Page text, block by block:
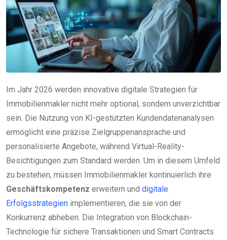
Im Jahr 2026 werden innovative digitale Strategien für
Immobilienmakler nicht mehr optional, sondern unverzichtbar
sein. Die Nutzung von KI-gestützten Kundendatenanalysen
ermöglicht eine präzise Zielgruppenansprache und
personalisierte Angebote, während Virtual-Reality-
Besichtigungen zum Standard werden. Um in diesem Umfeld
zu bestehen, müssen Immobilienmakler kontinuierlich ihre
Geschäftskompetenz erweitern und digitale
Erfolgsstrategien implementieren, die sie von der
Konkurrenz abheben. Die Integration von Blockchain-
Technologie für sichere Transaktionen und Smart Contracts